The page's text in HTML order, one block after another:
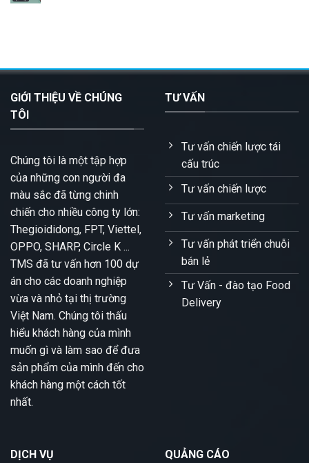
GIỚI THIỆU VỀ CHÚNG
TÔI
Chúng tôi là một tập hợp
của những con người đa
màu sắc đã từng chinh
chiến cho nhiều công ty lớn:
Thegioididong, FPT, Viettel,
OPPO, SHARP, Circle K ...
TMS đã tư vấn hơn 100 dự
án cho các doanh nghiệp
vừa và nhỏ tại thị trường
Việt Nam. Chúng tôi thấu
hiểu khách hàng của mình
muốn gì và làm sao để đưa
sản phẩm của mình đến cho
khách hàng một cách tốt
nhất.
TƯ VẤN
Tư vấn chiến lược tái
cấu trúc
Tư vấn chiến lược
Tư vấn marketing
Tư vấn phát triển chuỗi
bán lẻ
Tư Vấn - đào tạo Food
Delivery
DỊCH VỤ QUẢNG CÁO